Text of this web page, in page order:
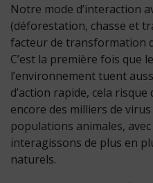
Notre mode d’interaction
(déforestation, chasse et
facteur de transformation
C’est la première fois que
l’environnement tuent
d’action rapide, cela
encore des milliers de
populations animales,
interagissons de plus en
naturels.